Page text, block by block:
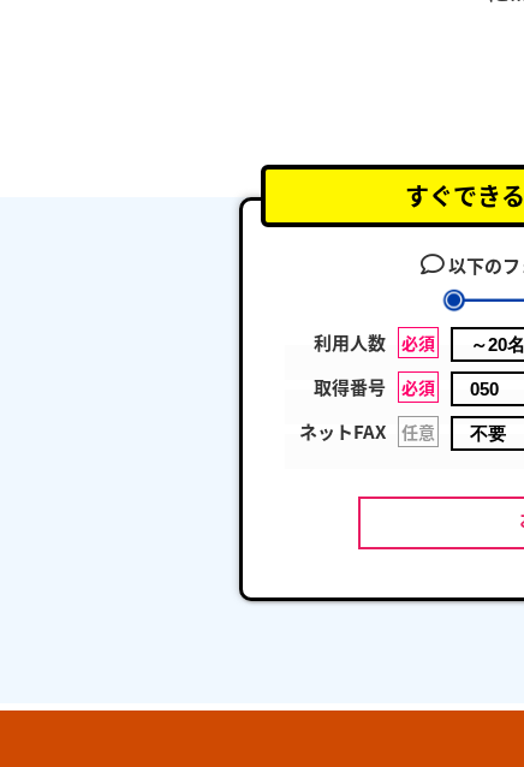
すぐできる
以下のフ
利用人数 必須
取得番号 必須
ネットFAX 任意